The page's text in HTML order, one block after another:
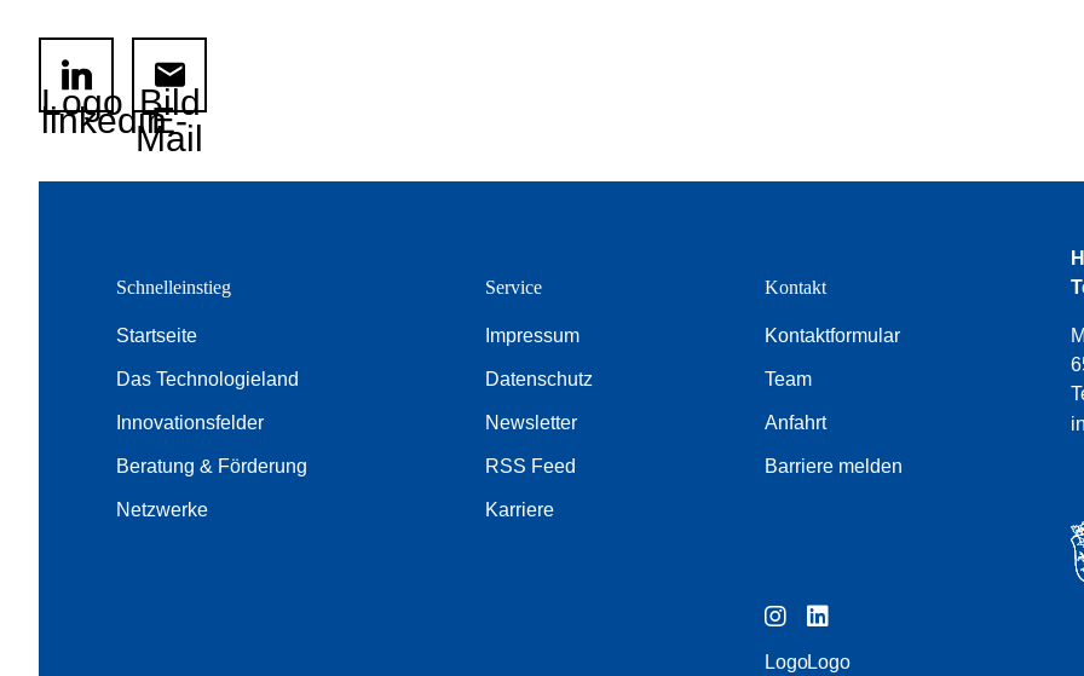
Logo
linkedinBild
E-
Mail
Schnelleinstieg
Startseite
Das Technologieland
Innovationsfelder
Beratung & Förderung
Netzwerke
Service
Impressum
Datenschutz
Newsletter
RSS Feed
Karriere
Kontakt
Kontaktformular
Team
Anfahrt
Barriere melden
LogoLogo